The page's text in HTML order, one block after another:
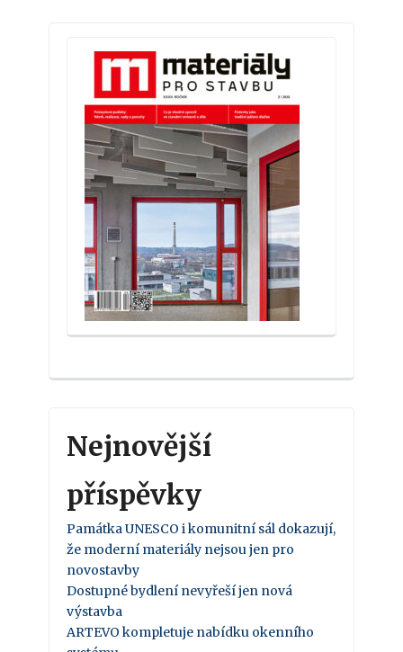
Nejnovější
příspěvky
Památka UNESCO i komunitní sál dokazují,
že moderní materiály nejsou jen pro
novostavby
Dostupné bydlení nevyřeší jen nová
výstavba
ARTEVO kompletuje nabídku okenního